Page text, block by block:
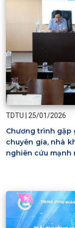
TDTU | 25/01/2026
Chương trình gặp
chuyên gia, nhà
nghiên cứu mạnh